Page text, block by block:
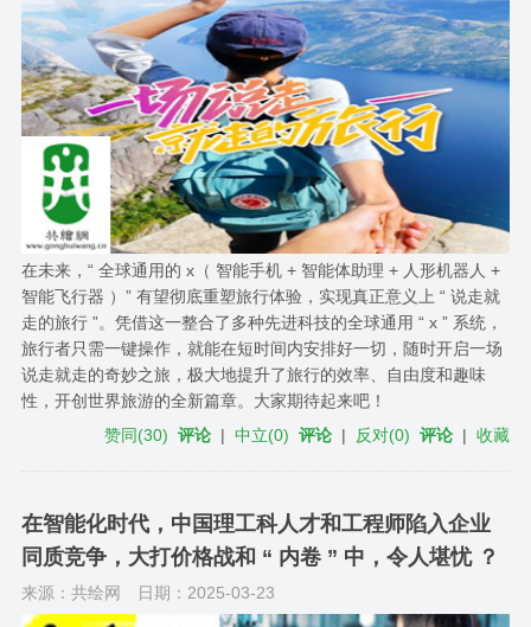
在未来，“ 全球通用的 x（ 智能手机 + 智能体助理 + 人形机器人 +
智能飞行器 ）” 有望彻底重塑旅行体验，实现真正意义上 “ 说走就
走的旅行 ”。凭借这一整合了多种先进科技的全球通用 “ x ” 系统，
旅行者只需一键操作，就能在短时间内安排好一切，随时开启一场
说走就走的奇妙之旅，极大地提升了旅行的效率、自由度和趣味
性，开创世界旅游的全新篇章。大家期待起来吧！
赞同(30) 评论 |中立(0) 评论 | 反对(0) 评论 |收藏
在智能化时代，中国理工科人才和工程师陷入企业
同质竞争，大打价格战和 “ 内卷 ” 中，令人堪忧 ？
来源：共绘网 日期：2025-03-23